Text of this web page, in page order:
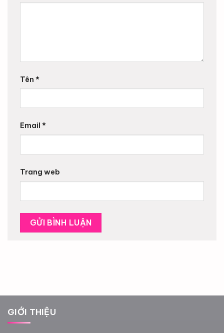
Tên *
Email *
Trang web
GIỚI THIỆU